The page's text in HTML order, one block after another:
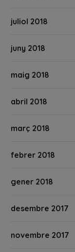
juliol 2018
juny 2018
maig 2018
abril 2018
març 2018
febrer 2018
gener 2018
desembre 2017
novembre 2017